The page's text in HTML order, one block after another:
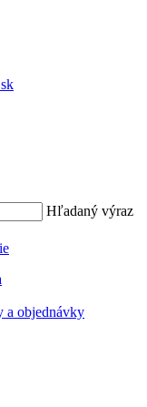
Hľadaný výraz
a objednávky